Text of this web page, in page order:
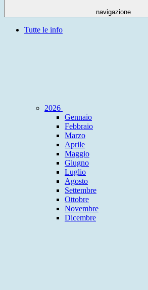
navigazione
Tutte le info
2026
Gennaio
Febbraio
Marzo
Aprile
Maggio
Giugno
Luglio
Agosto
Settembre
Ottobre
Novembre
Dicembre